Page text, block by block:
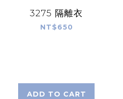
3275 隔離衣
NT$650
ADD TO CART